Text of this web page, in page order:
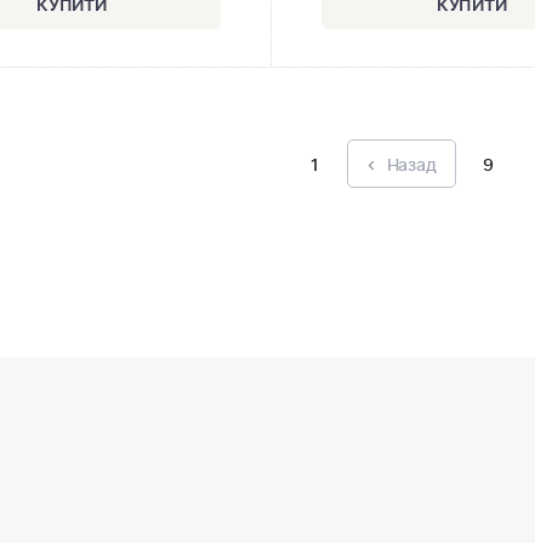
1 Назад 9